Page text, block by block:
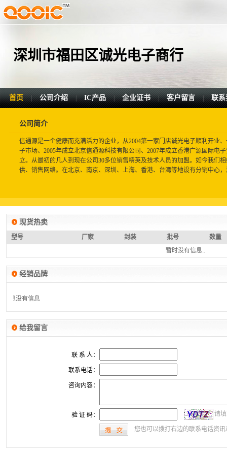
深圳市福田区诚光电子商行
首页 | 公司介绍 | IC产品 | 企业证书 | 客户留言 | 联系
公司简介
信通源是一个健康而充满活力的企业，从2004第一家门店诚光电子顺利开业
子市场、2005年成立北京信通源科技有限公司、2007年成立香港广源国际电
立。从最初的几人到现在公司30多位销售精英及技术人员的加盟。如今我们
供、销售网络。在北京、南京、深圳、上海、香港、台湾等地设有分销中心
现货热卖
型号 厂家 封装 批号
数量
暂时没有信息..
经销品牌
没有信息没有信息
给我留言
联 系 人：
联系电话：
咨询内容：
验 证 码： 请填
您也可以拨打右边的联系电话资